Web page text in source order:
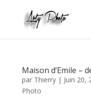
Maison d’Emile –
par Thierry| Juin 20,
Photo